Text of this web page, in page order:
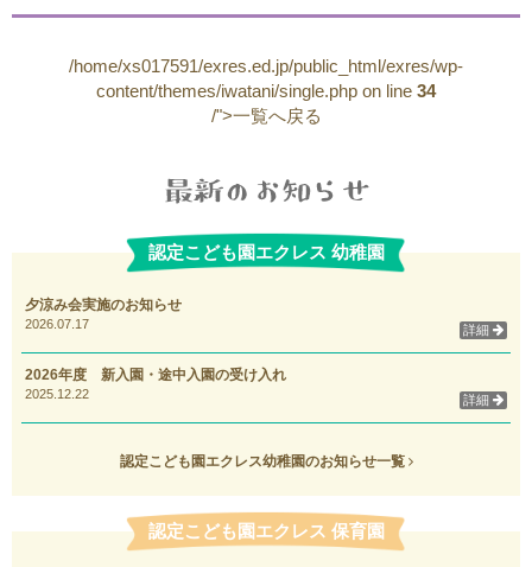
/home/xs017591/exres.ed.jp/public_html/exres/wp-
content/themes/iwatani/single.php on line 34
/">一覧へ戻る
認定こども園エクレス 幼稚園
夕涼み会実施のお知らせ
2026.07.17 詳細
2026年度 新入園・途中入園の受け入れ
2025.12.22 詳細
認定こども園エクレス幼稚園のお知らせ一覧
認定こども園エクレス 保育園